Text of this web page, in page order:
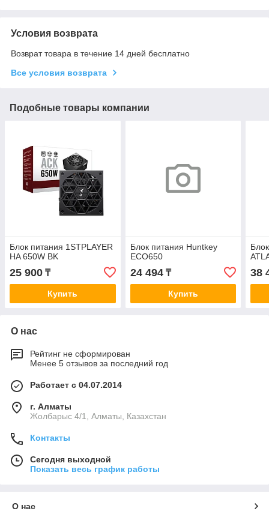
Условия возврата
Возврат товара в течение 14 дней бесплатно
Все условия возврата
Подобные товары компании
Блок питания 1STPLAYER
HA 650W BK
25 900 ₸
Купить
Блок питания Huntkey
ECO650
24 494₸
Купить
38
О нас
Рейтинг не сформирован
Менее 5 отзывов за последний год
Работает с 04.07.2014
г. Алматы
Жолбарыс 4/1, Алматы, Казахстан
Контакты
Сегодня выходной
Показать весь график работы
О нас